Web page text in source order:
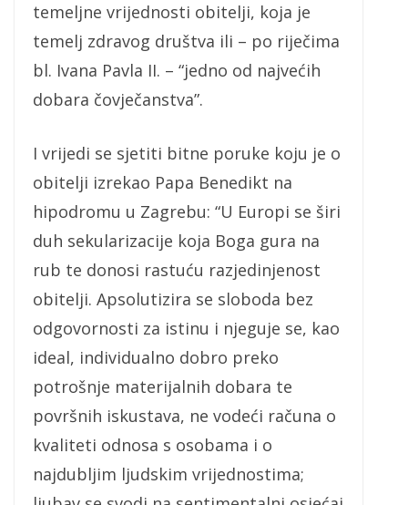
temeljne vrijednosti obitelji, koja je
temelj zdravog društva ili – po riječima
bl. Ivana Pavla II. – “jedno od najvećih
dobara čovječanstva”.
I vrijedi se sjetiti bitne poruke koju je o
obitelji izrekao Papa Benedikt na
hipodromu u Zagrebu: “U Europi se širi
duh sekularizacije koja Boga gura na
rub te donosi rastuću razjedinjenost
obitelji. Apsolutizira se sloboda bez
odgovornosti za istinu i njeguje se, kao
ideal, individualno dobro preko
potrošnje materijalnih dobara te
površnih iskustava, ne vodeći računa o
kvaliteti odnosa s osobama i o
najdubljim ljudskim vrijednostima;